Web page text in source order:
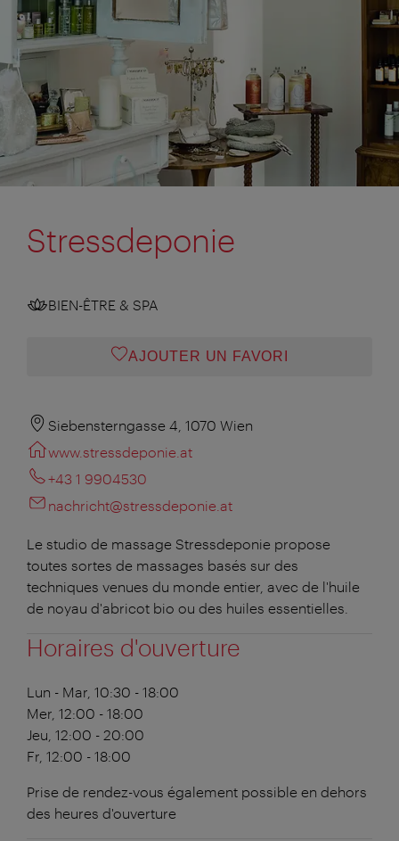
Stressdeponie
BIEN-ÊTRE & SPA
AJOUTER UN FAVORI
Siebensterngasse 4, 1070 Wien
www.stressdeponie.at
+43 1 9904530
nachricht@stressdeponie.at
Le studio de massage Stressdeponie propose
toutes sortes de massages basés sur des
techniques venues du monde entier, avec de l'huile
de noyau d'abricot bio ou des huiles essentielles.
Horaires d'ouverture
Lun - Mar, 10:30 - 18:00
Mer, 12:00 - 18:00
Jeu, 12:00 - 20:00
Fr, 12:00 - 18:00
Prise de rendez-vous également possible en dehors
des heures d'ouverture